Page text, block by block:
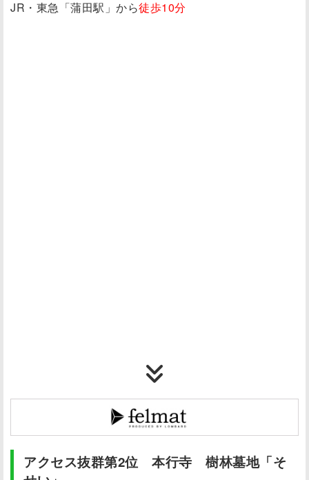
JR・東急「蒲田駅」から徒歩10分
アクセス抜群第2位 本行寺 樹林墓地「そ